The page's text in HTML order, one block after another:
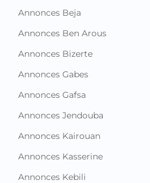
Annonces Beja
Annonces Ben Arous
Annonces Bizerte
Annonces Gabes
Annonces Gafsa
Annonces Jendouba
Annonces Kairouan
Annonces Kasserine
Annonces Kebili